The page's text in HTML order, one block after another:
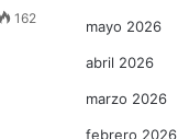
162 mayo 2026
abril 2026
marzo 2026
febrero 2026